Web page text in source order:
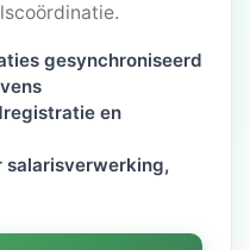
gesynchroniseerd
en
salarisverwerking,